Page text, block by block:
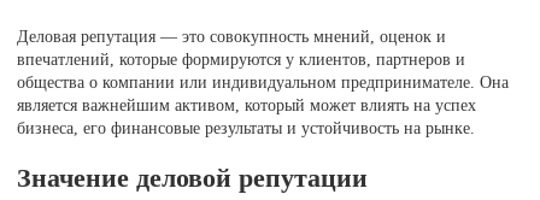
Деловая репутация — это совокупность мнений, оценок и
впечатлений, которые формируются у клиентов, партнеров и
общества о компании или индивидуальном предпринимателе. Она
является важнейшим активом, который может влиять на успех
бизнеса, его финансовые результаты и устойчивость на рынке.
Значение деловой репутации